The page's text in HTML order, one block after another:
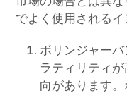
でよく使用されるイ
ボリンジャー
ラティリティ
向があります